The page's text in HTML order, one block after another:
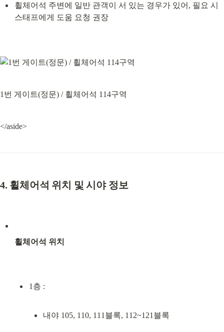
휠체어석 주변에 일반 관객이 서 있는 경우가 있어, 필요 시
스태프에게 도움 요청 권장
1번 게이트(정문) / 휠체어석 114구역
</aside>
4. 휠체어석 위치 및 시야 정보
휠체어석 위치
내야 105, 110, 111블록, 112~121블록